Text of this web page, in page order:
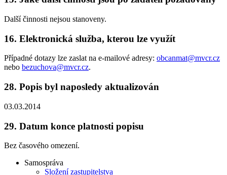
Další činnosti nejsou stanoveny.
16. Elektronická služba, kterou lze využít
Případné dotazy lze zaslat na e-mailové adresy: obcanmat@mvcr.cz
nebo bezuchova@mvcr.cz.
28. Popis byl naposledy aktualizován
03.03.2014
29. Datum konce platnosti popisu
Bez časového omezení.
Samospráva
Složení zastupitelstva